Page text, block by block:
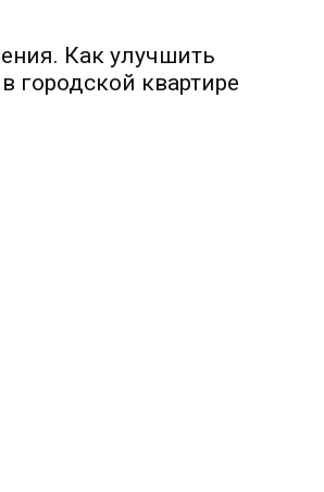
Как улучшить
городской квартире